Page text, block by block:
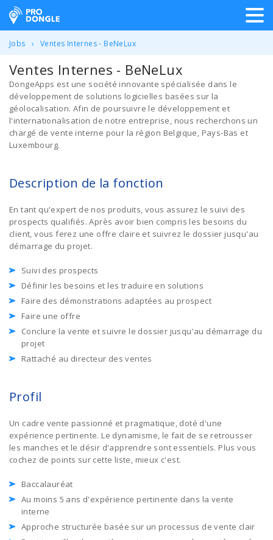
ProDongle Géolocalisation
Jobs Ventes Internes - BeNeLux
Ventes Internes - BeNeLux
DongeApps est une société innovante spécialisée dans le
développement de solutions logicielles basées sur la
géolocalisation. Afin de poursuivre le développement et
l'internationalisation de notre entreprise, nous recherchons un
chargé de vente interne pour la région Belgique, Pays-Bas et
Luxembourg.
Description de la fonction
En tant qu'expert de nos produits, vous assurez le suivi des
prospects qualifiés. Après avoir bien compris les besoins du
client, vous ferez une offre claire et suivrez le dossier jusqu'au
démarrage du projet.
Suivi des prospects
Définir les besoins et les traduire en solutions
Faire des démonstrations adaptées au prospect
Faire une offre
Conclure la vente et suivre le dossier jusqu'au démarrage du
projet
Rattaché au directeur des ventes
Profil
Un cadre vente passionné et pragmatique, doté d'une
expérience pertinente. Le dynamisme, le fait de se retrousser
les manches et le désir d'apprendre sont essentiels. Plus vous
cochez de points sur cette liste, mieux c'est.
Baccalauréat
Au moins 5 ans d'expérience pertinente dans la vente
interne
Approche structurée basée sur un processus de vente clair